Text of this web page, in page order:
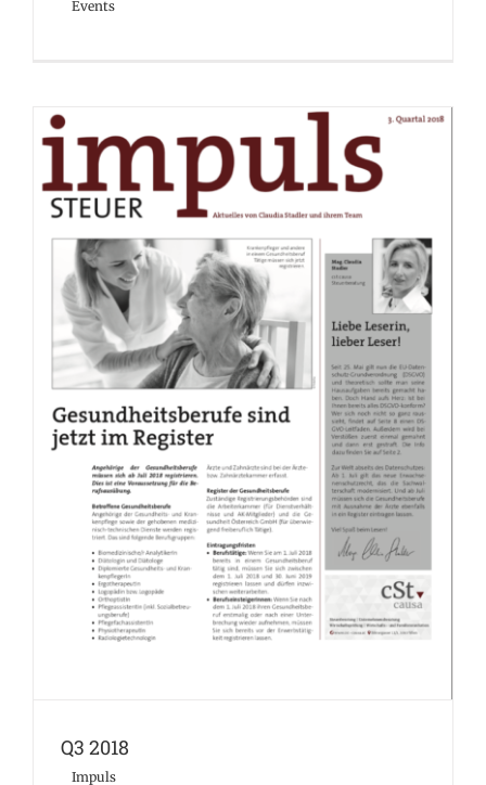
Events
Q3 2018
Q3 2018
Impuls